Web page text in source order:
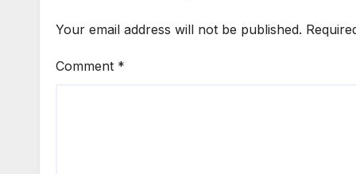
Your email address will not be published.
Comment *